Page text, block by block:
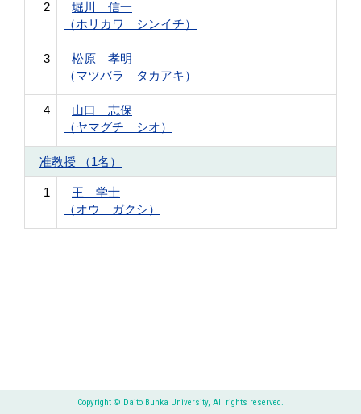
2
堀川 信一
（ホリカワ シンイチ）
3
松原 孝明
（マツバラ タカアキ）
4
山口 志保
（ヤマグチ シオ）
准教授 （1名）
1
王 学士
（オウ ガクシ）
Copyright © Daito Bunka University, All rights reserved.